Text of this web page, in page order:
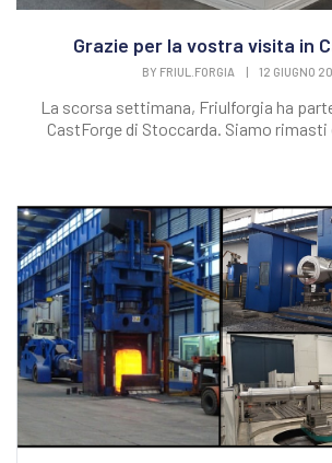
Grazie per la vostra visita in
BY FRIUL.FORGIA | 12 GIUGNO
La scorsa settimana, Friulforgia ha
CastForge di Stoccarda. Siamo